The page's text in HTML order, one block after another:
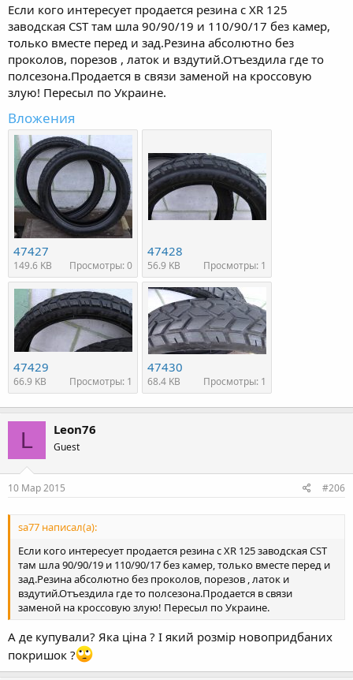
Если кого интересует продается резина с XR 125
заводская CST там шла 90/90/19 и 110/90/17 без камер,
только вместе перед и зад.Резина абсолютно без
проколов, порезов , латок и вздутий.Отъездила где то
полсезона.Продается в связи заменой на кроссовую
злую! Пересыл по Украине.
Вложения
47427
149.6 KB Просмотры: 0
47428
56.9 KB Просмотры: 1
47429
66.9 KB Просмотры: 1
47430
68.4 KB Просмотры: 1
L Leon76
Guest
10 Мар 2015 #206
sa77 написал(а):
Если кого интересует продается резина с XR 125 заводская CST
там шла 90/90/19 и 110/90/17 без камер, только вместе перед и
зад.Резина абсолютно без проколов, порезов , латок и
вздутий.Отъездила где то полсезона.Продается в связи
заменой на кроссовую злую! Пересыл по Украине.
А де купували? Яка ціна ? І який розмір новопридбаних
покришок ?